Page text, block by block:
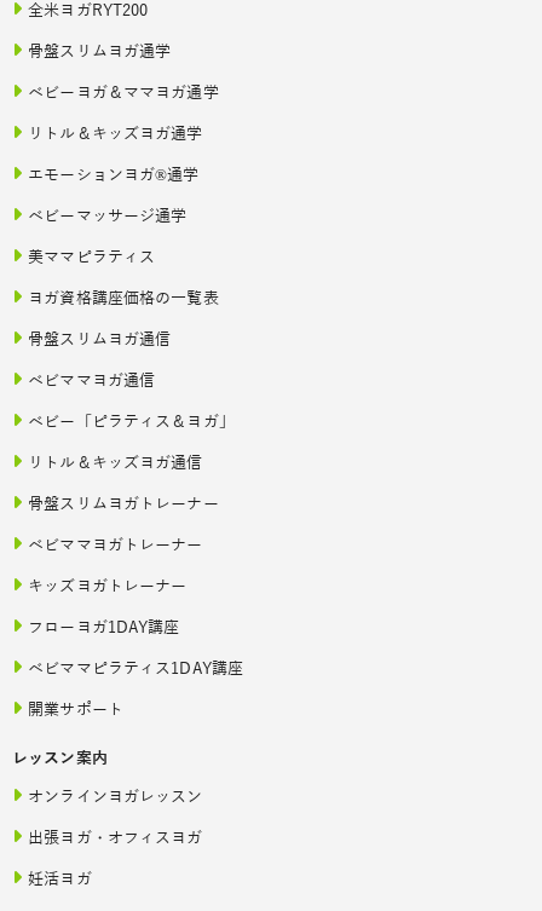
全米ヨガRYT200
骨盤スリムヨガ通学
ベビーヨガ＆ママヨガ通学
リトル＆キッズヨガ通学
エモーションヨガ®通学
ベビーマッサージ通学
美ママピラティス
ヨガ資格講座価格の一覧表
骨盤スリムヨガ通信
ベビママヨガ通信
ベビー「ピラティス＆ヨガ」
リトル＆キッズヨガ通信
骨盤スリムヨガトレーナー
ベビママヨガトレーナー
キッズヨガトレーナー
フローヨガ1DAY講座
ベビママピラティス1DAY講座
開業サポート
レッスン案内
オンラインヨガレッスン
出張ヨガ・オフィスヨガ
妊活ヨガ